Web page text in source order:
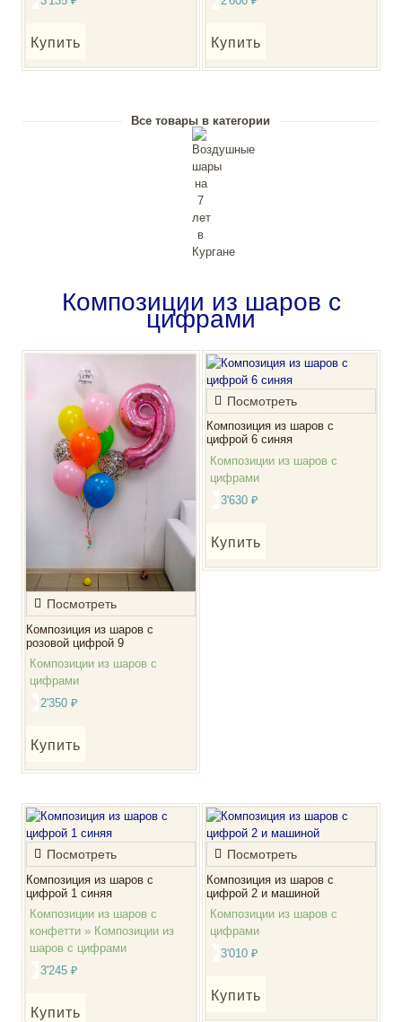
Купить Купить
Все товары в категории
Композиции из шаров с
цифрами
Посмотреть
Композиция из шаров с
розовой цифрой 9
Композиции из шаров с
цифрами
2'350 ₽
Купить
Посмотреть
Композиция из шаров с
цифрой 6 синяя
Композиции из шаров с
цифрами
3'630 ₽
Купить
Посмотреть
Композиция из шаров с
цифрой 1 синяя
Композиции из шаров с
конфетти » Композиции из
шаров с цифрами
3'245 ₽
Купить
Посмотреть
Композиция из шаров с
цифрой 2 и машиной
Композиции из шаров с
цифрами
3'010 ₽
Купить